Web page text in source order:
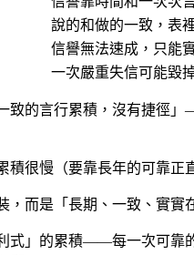
說的和做的一致，表
信譽無法速成，只能
一次嚴重失信可能毀
致的言行累積，沒有捷徑
很慢（要靠長年的可靠正
，而是「長期、一致、實實
式」的累積——每一次可靠